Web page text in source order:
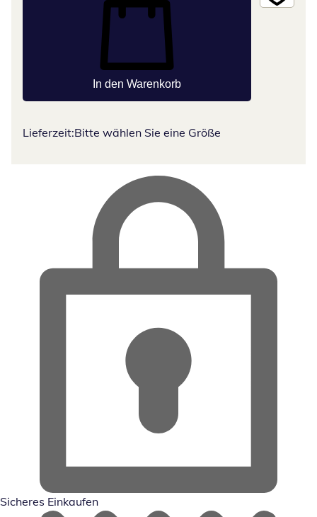
In den Warenkorb
Lieferzeit:Bitte wählen Sie eine Größe
Sicheres Einkaufen